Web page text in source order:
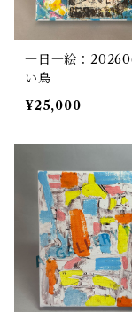
一日一絵：
い鳥
¥25,000